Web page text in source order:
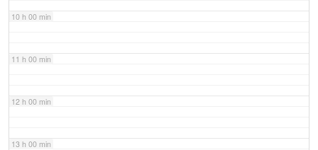
10 h 00 min
11 h 00 min
12 h 00 min
13 h 00 min